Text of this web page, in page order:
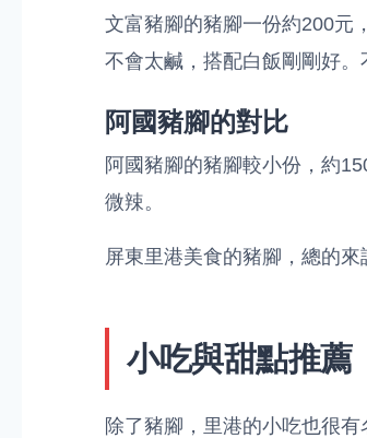
文富豬腳的豬腳一份約200元
不會太鹹，搭配白飯剛剛好。
阿國豬腳的對比
阿國豬腳的豬腳較小份，約
微辣。
屏東里港美食的豬腳，總的
小吃與甜點推薦
除了豬腳，里港的小吃也很